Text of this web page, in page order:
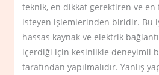
teknik, en dikkat gerektiren ve en
isteyen işlemlerinden biridir. Bu
hassas kaynak ve elektrik
içerdiği için kesinlikle deneyimli
tarafından yapılmalıdır. Yanlış